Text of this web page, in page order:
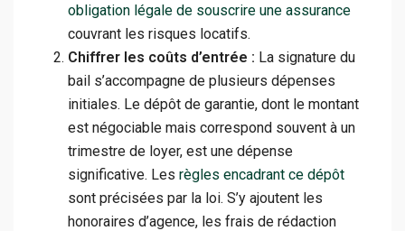
obligation légale de souscrire une assurance
couvrant les risques locatifs.
Chiffrer les coûts d’entrée : La signature du
bail s’accompagne de plusieurs dépenses
initiales. Le dépôt de garantie, dont le montant
est négociable mais correspond souvent à un
trimestre de loyer, est une dépense
significative. Les règles encadrant ce dépôt
sont précisées par la loi. S’y ajoutent les
honoraires d’agence, les frais de rédaction